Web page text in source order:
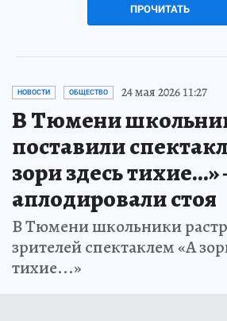
ПРОЧИТАТЬ
НОВОСТИ ОБЩЕСТВО 24 мая 2026 11:27
В Тюмени
поставили
зори здесь
аплодировали стоя
В Тюмени школьники
зрителей спектаклем «А
тихие...»